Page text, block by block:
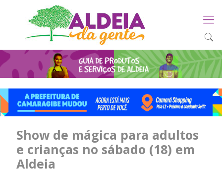
Show de mágica para adultos
e crianças no sábado (18) em
Aldeia